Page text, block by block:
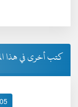
كتب أخرى في هذا